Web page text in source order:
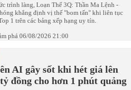
trình làng, Loạn Thế 3Q: Thần Ma Lệnh -
khẳng định vị thế "bom tấn" khi liên tục
1 trên các bảng xếp hạng uy tín.
phá 06/08/2026 21:00
AI gây sốt khi hét giá lên
đồng cho hơn 1 phút quảng